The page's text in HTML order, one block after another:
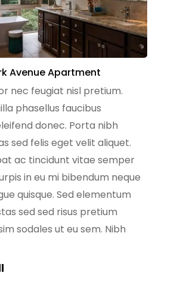
Avenue Apartment
nec feugiat nisl pretium.
phasellus faucibus
donec. Porta nibh
sed felis eget velit aliquet.
ac tincidunt vitae semper
in eu mi bibendum neque
quisque. Sed elementum
sed sed risus pretium
sodales ut eu sem. Nibh